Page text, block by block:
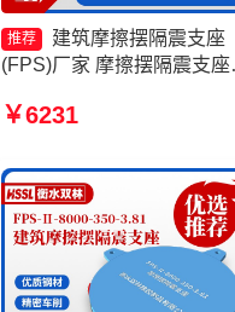
推荐
建筑摩擦摆隔震支座
(FPS)厂家 摩擦摆隔震支座
厂 摩擦摆隔震支座FPSII-
摩擦摆式减隔震支座
￥6231